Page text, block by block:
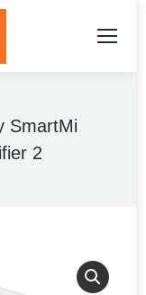
SmartMi
2